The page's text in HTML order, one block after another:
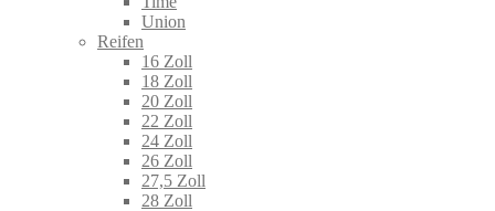
Union
Reifen
16 Zoll
18 Zoll
20 Zoll
22 Zoll
24 Zoll
26 Zoll
27,5 Zoll
28 Zoll